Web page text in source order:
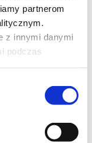
partnerom
z innymi danymi
podczas
serii „John Wick”
oddelegowanie
szansą na nowy